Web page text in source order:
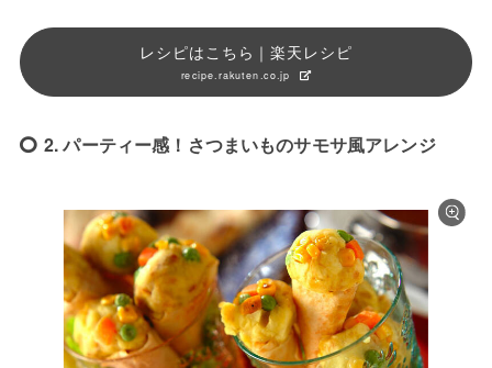
レシピはこちら｜楽天レシピ
recipe.rakuten.co.jp
2. パーティー感！さつまいものサモサ風アレンジ